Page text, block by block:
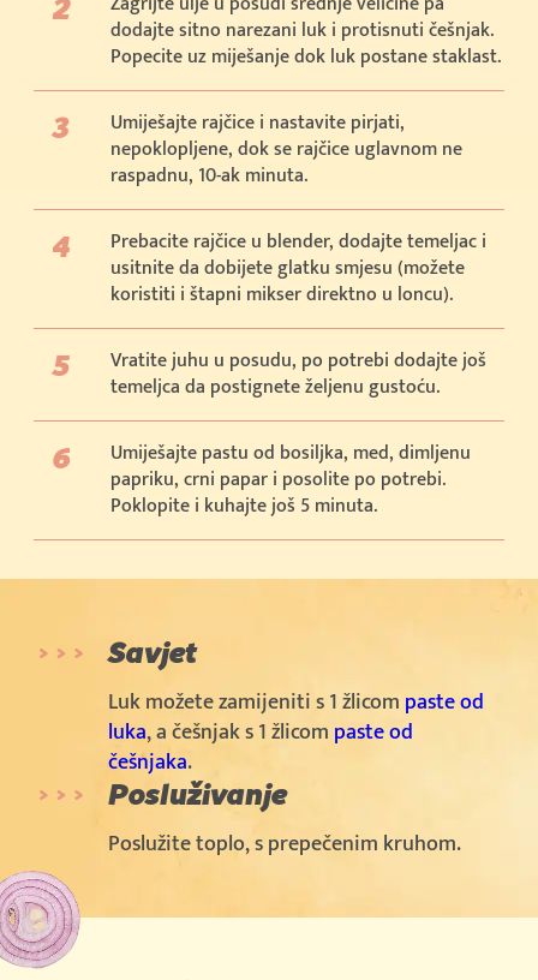
dodajte sitno narezani luk i protisnuti češnjak.
Popecite uz miješanje dok luk postane staklast.
Umiješajte rajčice i nastavite pirjati,
nepoklopljene, dok se rajčice uglavnom ne
raspadnu, 10-ak minuta.
Prebacite rajčice u blender, dodajte temeljac i
usitnite da dobijete glatku smjesu (možete
koristiti i štapni mikser direktno u loncu).
Vratite juhu u posudu, po potrebi dodajte još
temeljca da postignete željenu gustoću.
Umiješajte pastu od bosiljka, med, dimljenu
papriku, crni papar i posolite po potrebi.
Poklopite i kuhajte još 5 minuta.
Savjet
Luk možete zamijeniti s 1 žlicom paste od
luka, a češnjak s 1 žlicom paste od
češnjaka.
Posluživanje
Poslužite toplo, s prepečenim kruhom.